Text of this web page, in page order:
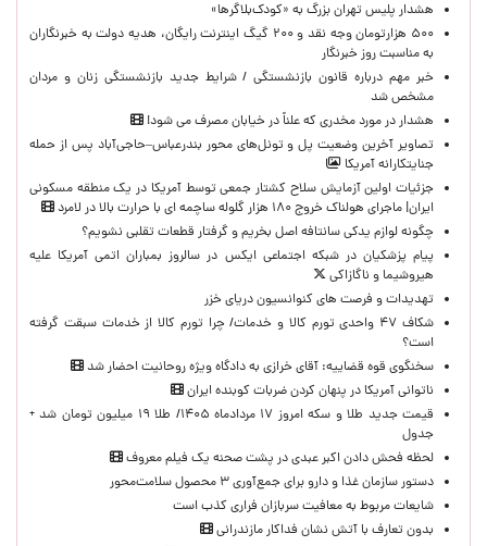
هشدار پلیس تهران بزرگ به «کودک‌بلاگرها»
۵۰۰ هزارتومان وجه نقد و ۲۰۰ گیگ اینترنت رایگان، هدیه دولت به خبرنگاران
به مناسبت روز خبرنگار
خبر مهم درباره قانون بازنشستگی / شرایط جدید بازنشستگی زنان و مردان
مشخص شد
هشدار در مورد مخدری که علناً در خیابان مصرف می شود!
تصاویر آخرین وضعیت پل و تونل‌های محور بندرعباس–حاجی‌آباد پس از حمله
جنایتکارانه آمریکا
جزئیات اولین آزمایش سلاح کشتار جمعی توسط آمریکا در یک منطقه مسکونی
ایران| ماجرای هولناک خروج ۱۸۰ هزار گلوله ساچمه ای با حرارت بالا در لامرد
چگونه لوازم یدکی سانتافه اصل بخریم و گرفتار قطعات تقلبی نشویم؟
پیام پزشکیان در شبکه اجتماعی ایکس در سالروز بمباران اتمی آمریکا علیه
هیروشیما و ناگازاکی
تهدیدات و فرصت های کنوانسیون دریای خزر
شکاف ۴۷ واحدی تورم کالا و خدمات/ چرا تورم کالا از خدمات سبقت گرفته
است؟
سخنگوی قوه قضاییه: آقای خرازی به دادگاه ویژه روحانیت احضار شد
ناتوانی آمریکا در پنهان کردن ضربات کوبنده ایران
قیمت جدید طلا و سکه امروز ۱۷ مردادماه ۱۴۰۵/ طلا ۱۹ میلیون تومان شد +
جدول
لحظه‌ فحش دادن اکبر عبدی در پشت صحنه یک فیلم معروف
دستور سازمان غذا و دارو برای جمع‌آوری ۳ محصول سلامت‌محور
شایعات مربوط به معافیت سربازان فراری کذب است
بدون تعارف با آتش نشان فداکار مازندرانی